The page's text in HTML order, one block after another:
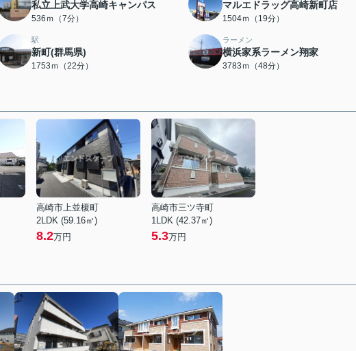
私立上武大学高崎キャンパス
536ｍ（7分）
マルエドラッグ高崎新町店
1504ｍ（19分）
駅
新町(群馬県)
1753ｍ（22分）
ラーメン
横浜家系ラーメン翔家
3783ｍ（48分）
高崎市上並榎町
2LDK (59.16㎡)
8.2万円
高崎市三ツ寺町
1LDK (42.37㎡)
5.3万円